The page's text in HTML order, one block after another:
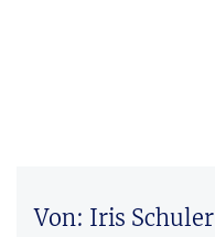
Von: Iris Schuler